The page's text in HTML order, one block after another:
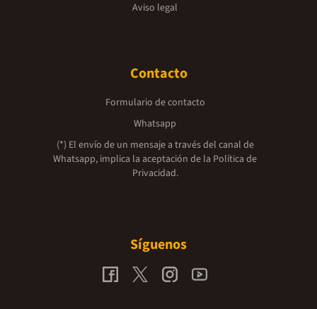
Aviso legal
Contacto
Formulario de contacto
Whatsapp
(*) El envío de un mensaje a través del canal de
Whatsapp, implica la aceptación de la Política de
Privacidad.
Síguenos